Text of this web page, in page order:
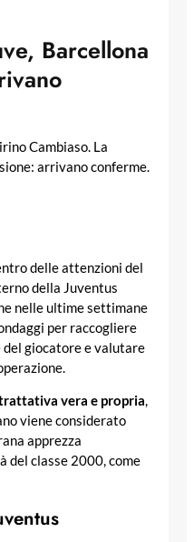
Barcellona
Cambiaso. La
arrivano conferme.
delle attenzioni del
della Juventus
nelle ultime settimane
per raccogliere
giocatore e valutare
vera e propria,
viene considerato
apprezza
classe 2000, come